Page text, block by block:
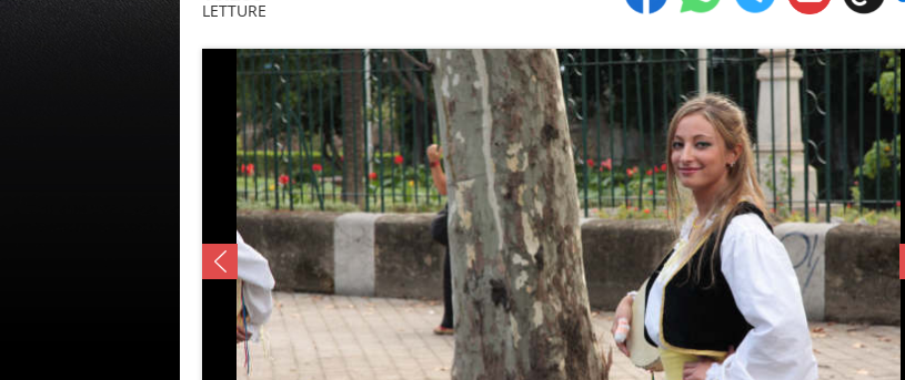
LETTURE